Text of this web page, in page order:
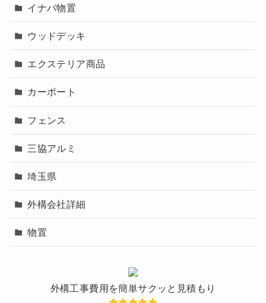
イナバ物置
ウッドデッキ
エクステリア商品
カーポート
フェンス
三協アルミ
埼玉県
外構会社詳細
物置
外構工事費用を簡単サクッと見積もり